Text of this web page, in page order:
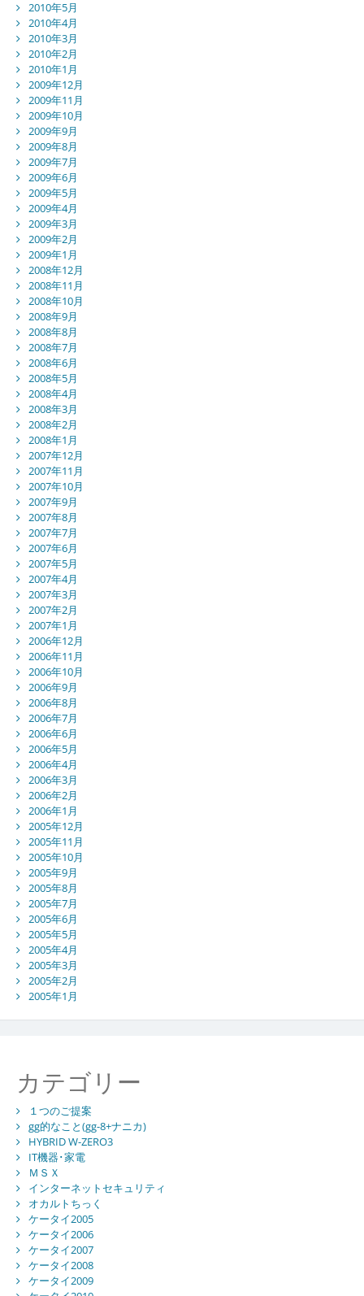
2010年5月
2010年4月
2010年3月
2010年2月
2010年1月
2009年12月
2009年11月
2009年10月
2009年9月
2009年8月
2009年7月
2009年6月
2009年5月
2009年4月
2009年3月
2009年2月
2009年1月
2008年12月
2008年11月
2008年10月
2008年9月
2008年8月
2008年7月
2008年6月
2008年5月
2008年4月
2008年3月
2008年2月
2008年1月
2007年12月
2007年11月
2007年10月
2007年9月
2007年8月
2007年7月
2007年6月
2007年5月
2007年4月
2007年3月
2007年2月
2007年1月
2006年12月
2006年11月
2006年10月
2006年9月
2006年8月
2006年7月
2006年6月
2006年5月
2006年4月
2006年3月
2006年2月
2006年1月
2005年12月
2005年11月
2005年10月
2005年9月
2005年8月
2005年7月
2005年6月
2005年5月
2005年4月
2005年3月
2005年2月
2005年1月
カテゴリー
１つのご提案
gg的なこと(gg-8+ナニカ)
HYBRID W-ZERO3
IT機器･家電
ＭＳＸ
インターネットセキュリティ
オカルトちっく
ケータイ2005
ケータイ2006
ケータイ2007
ケータイ2008
ケータイ2009